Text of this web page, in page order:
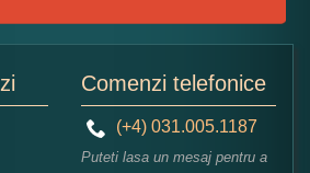
Comenzi telefonice
(+4) 031.005.1187
Puteti lasa un mesaj pentru a